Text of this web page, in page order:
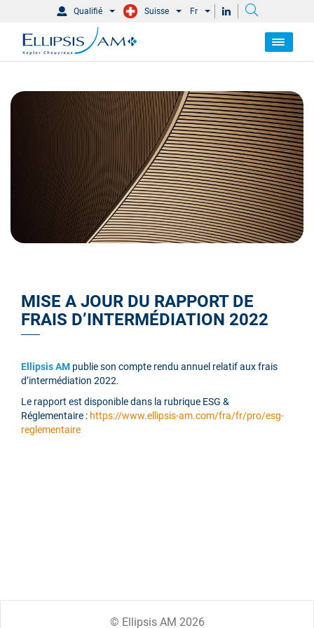
Qualifié Suisse Fr
MISE A JOUR DU RAPPORT DE
FRAIS D’INTERMÉDIATION 2022
Ellipsis AM publie son compte rendu annuel relatif aux frais
d’intermédiation 2022.
Le rapport est disponible dans la rubrique ESG &
Réglementaire : https://www.ellipsis-am.com/fra/fr/pro/esg-
reglementaire
© Ellipsis AM 2026